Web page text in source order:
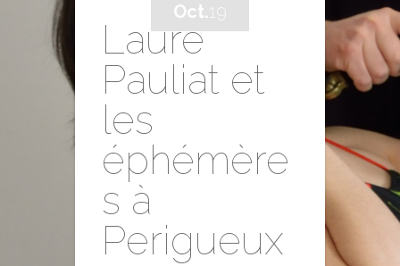
Oct. 19
Laure
Pauliat et
les
éphémère
s à
Perigueux